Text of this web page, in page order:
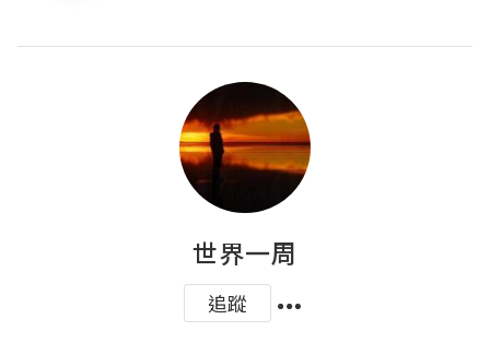
世界一周
追蹤